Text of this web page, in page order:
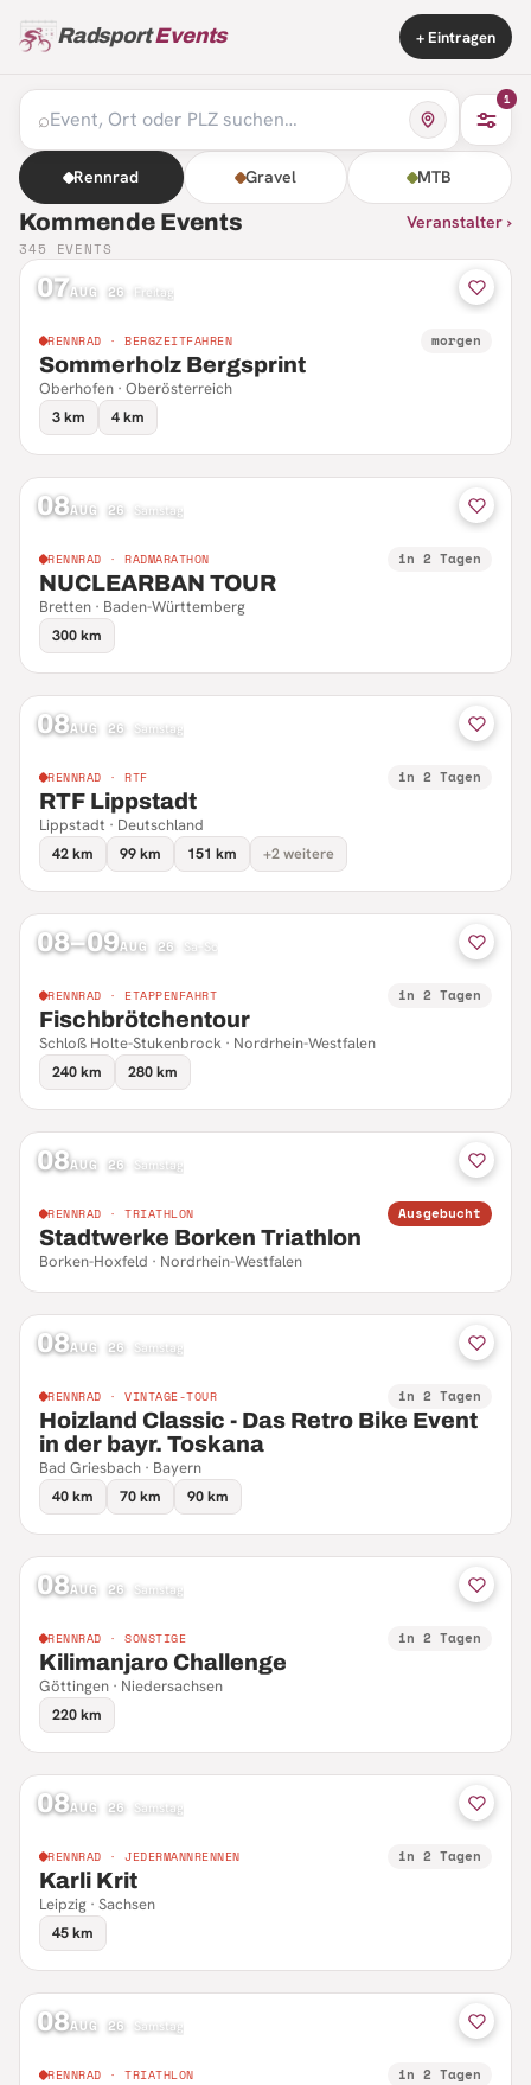
RadsportEvents + Eintragen
⌕
1
Rennrad Gravel MTB
Kommende Events Veranstalter ›
345 EVENTS
07AUG 26 Freitag
RENNRAD · BERGZEITFAHREN morgen
Sommerholz Bergsprint
Oberhofen · Oberösterreich
3 km
4 km
08AUG 26 Samstag
RENNRAD · RADMARATHON in 2 Tagen
NUCLEARBAN TOUR
Bretten · Baden-Württemberg
300 km
08AUG 26 Samstag
RENNRAD · RTF in 2 Tagen
RTF Lippstadt
Lippstadt · Deutschland
42 km
99 km 151 km +2 weitere
08–09AUG 26 Sa–So
RENNRAD · ETAPPENFAHRT in 2 Tagen
Fischbrötchentour
Schloß Holte-Stukenbrock · Nordrhein-Westfalen
240 km
280 km
08AUG 26 Samstag
RENNRAD · TRIATHLON Ausgebucht
Stadtwerke Borken Triathlon
Borken-Hoxfeld · Nordrhein-Westfalen
08AUG 26 Samstag
RENNRAD · VINTAGE-TOUR in 2 Tagen
Hoizland Classic - Das Retro Bike Event
in der bayr. Toskana
Bad Griesbach · Bayern
40 km
70 km 90 km
08AUG 26 Samstag
RENNRAD · SONSTIGE in 2 Tagen
Kilimanjaro Challenge
Göttingen · Niedersachsen
220 km
08AUG 26 Samstag
RENNRAD · JEDERMANNRENNEN in 2 Tagen
Karli Krit
Leipzig · Sachsen
45 km
08AUG 26 Samstag
RENNRAD · TRIATHLON in 2 Tagen